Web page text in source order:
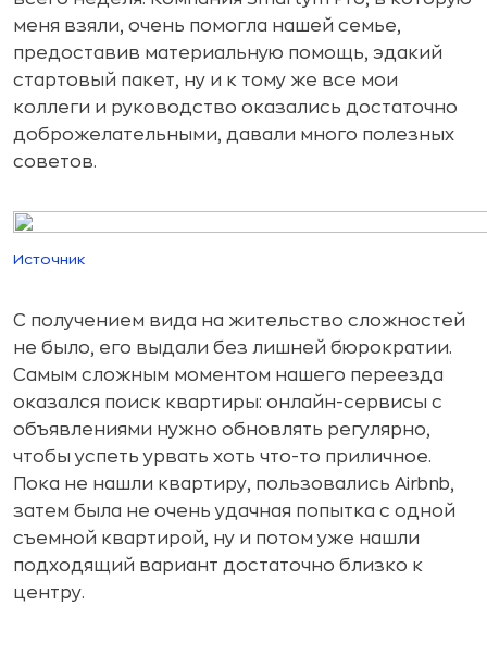
меня взяли, очень помогла нашей семье,
предоставив материальную помощь, эдакий
стартовый пакет, ну и к тому же все мои
коллеги и руководство оказались достаточно
доброжелательными, давали много полезных
советов.
Источник
С получением вида на жительство сложностей
не было, его выдали без лишней бюрократии.
Самым сложным моментом нашего переезда
оказался поиск квартиры: онлайн-сервисы с
объявлениями нужно обновлять регулярно,
чтобы успеть урвать хоть что-то приличное.
Пока не нашли квартиру, пользовались Airbnb,
затем была не очень удачная попытка с одной
съемной квартирой, ну и потом уже нашли
подходящий вариант достаточно близко к
центру.